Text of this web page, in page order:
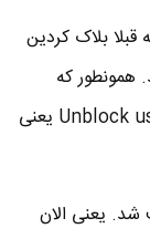
بلاک کردین
همونطور که
مبینید یه پیغام ظاهر میشه که نوشته Unblock username یعنی
شد. یعنی الان